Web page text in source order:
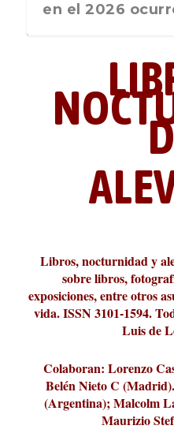
nos recuerda
en el 2026
Liber 2026 al
Revista Cultural
10.000 pasos al
paisajística del
París
metafísicos de
Libros, nocturnidad y
sobre libros,
exposiciones, entre otros
vida. ISSN 3101-1594.
Luis de
Colaboran: Lorenzo
Belén Nieto C (Madrid).
(Argentina); Malcolm
Maurizio